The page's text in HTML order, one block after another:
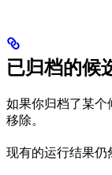
已归档的候
如果你归档了某个
移除。
现有的运行结果仍